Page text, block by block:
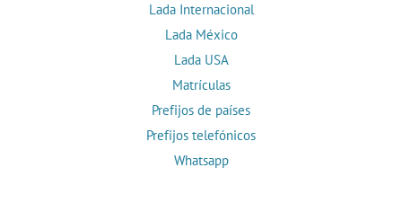
Lada Internacional
Lada México
Lada USA
Matrículas
Prefijos de países
Prefijos telefónicos
Whatsapp